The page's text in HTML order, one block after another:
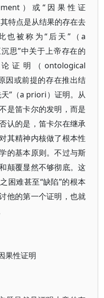
）或“因果性证
特点是从结果的存在去
也被称为“后天”（a
思”中关于上帝存在的
证明（ontological
因或前提的存在推出结
”（a priori）证明。从
是笛卡尔的发明，而是
认的是，笛卡尔在继承
其精神内核做了根本性
的基本原则。不过与斯
颠覆显然不够彻底。这
困难甚至“缺陷”的根本
他的第一个证明，也就
果性证明